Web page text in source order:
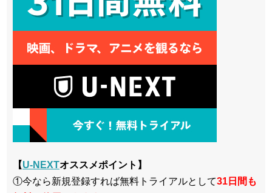
【U-NEXTオススメポイント】
①今なら新規登録すれば無料トライアルとして31日間も